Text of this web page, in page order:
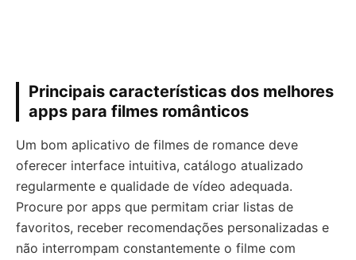
Principais características dos melhores
apps para filmes românticos
Um bom aplicativo de filmes de romance deve
oferecer interface intuitiva, catálogo atualizado
regularmente e qualidade de vídeo adequada.
Procure por apps que permitam criar listas de
favoritos, receber recomendações personalizadas e
não interrompam constantemente o filme com